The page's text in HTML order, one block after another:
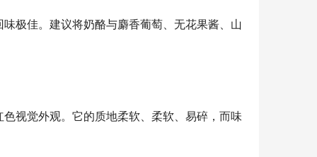
极佳。建议将奶酪与麝香葡萄、无花果酱、山
视觉外观。它的质地柔软、柔软、易碎，而味